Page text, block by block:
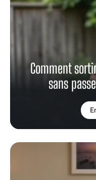
Comment
sans